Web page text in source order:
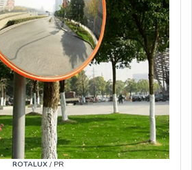
ROTALUX/ PR